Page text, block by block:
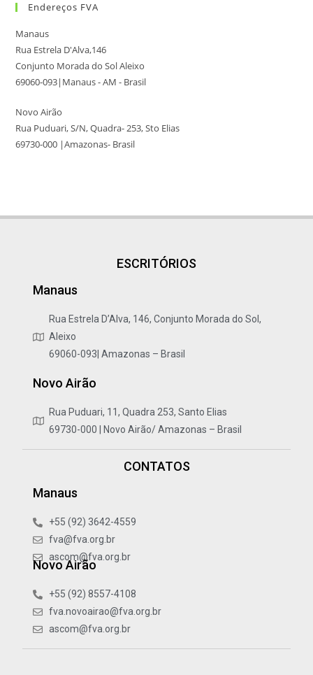
Endereços FVA
Manaus
Rua Estrela D'Alva,146
Conjunto Morada do Sol Aleixo
69060-093|Manaus - AM - Brasil
Novo Airão
Rua Puduari, S/N, Quadra- 253, Sto Elias
69730-000 |Amazonas- Brasil
ESCRITÓRIOS
Manaus
Rua Estrela D’Alva, 146, Conjunto Morada do Sol,
Aleixo
69060-093| Amazonas – Brasil
Novo Airão
Rua Puduari, 11, Quadra 253, Santo Elias
69730-000 | Novo Airão/ Amazonas – Brasil
CONTATOS
Manaus
+55 (92) 3642-4559
fva@fva.org.br
ascom@fva.org.br
Novo Airão
+55 (92) 8557-4108
fva.novoairao@fva.org.br
ascom@fva.org.br